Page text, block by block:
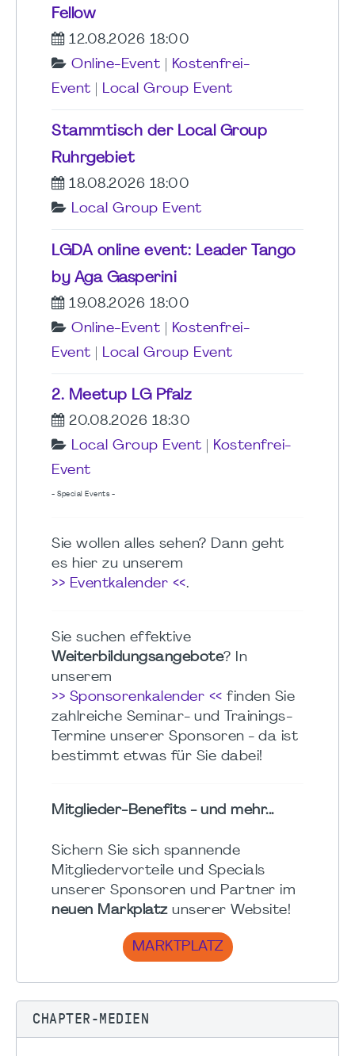
Fellow
12.08.2026 18:00
Online-Event
Kostenfrei-
Event
Local Group Event
Stammtisch der Local Group
Ruhrgebiet
18.08.2026 18:00
Local Group Event
LGDA online event: Leader Tango
by Aga Gasperini
19.08.2026 18:00
Online-Event
Kostenfrei-
Event
Local Group Event
2. Meetup LG Pfalz
20.08.2026 18:30
Local Group Event
Kostenfrei-
Event
- Special Events -
Sie wollen alles sehen? Dann geht
es hier zu unserem
>> Eventkalender <<.
Sie suchen effektive
Weiterbildungsangebote? In
unserem
>> Sponsorenkalender << finden Sie
zahlreiche Seminar- und Trainings-
Termine unserer Sponsoren - da ist
bestimmt etwas für Sie dabei!
Mitglieder-Benefits - und mehr...
Sichern Sie sich spannende
Mitgliedervorteile und Specials
unserer Sponsoren und Partner im
neuen Markplatzunserer Website!
MARKTPLATZ
CHAPTER-MEDIEN